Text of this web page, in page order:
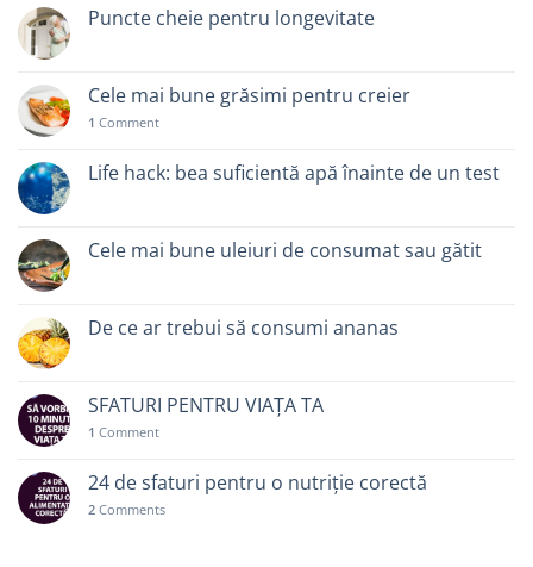
Puncte cheie pentru longevitate
Cele mai bune grăsimi pentru creier
1 Comment
Life hack: bea suficientă apă înainte de un test
Cele mai bune uleiuri de consumat sau gătit
De ce ar trebui să consumi ananas
SFATURI PENTRU VIAȚA TA
1 Comment
24 de sfaturi pentru o nutriție corectă
2 Comments